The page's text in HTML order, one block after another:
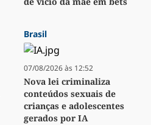
Brasil
07/08/2026 às 12:52
Nova lei criminaliza
conteúdos sexuais de
crianças e adolescentes
gerados por IA